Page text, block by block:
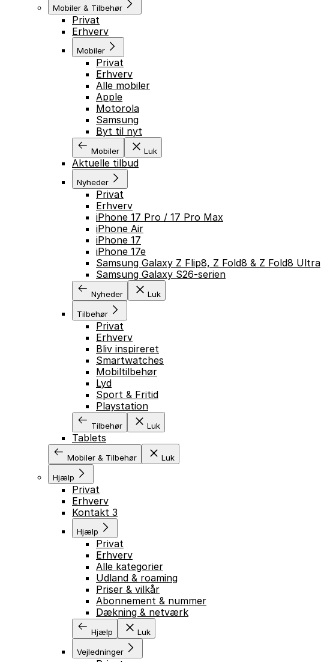
Mobiler & Tilbehør
Privat
Erhverv
Mobiler
Privat
Erhverv
Alle mobiler
Apple
Motorola
Samsung
Byt til nyt
Mobiler Luk
Aktuelle tilbud
Nyheder
Privat
Erhverv
iPhone 17 Pro / 17 Pro Max
iPhone Air
iPhone 17
iPhone 17e
Samsung Galaxy Z Flip8, Z Fold8 & Z Fold8 Ultra
Samsung Galaxy S26-serien
Nyheder Luk
Tilbehør
Privat
Erhverv
Bliv inspireret
Smartwatches
Mobiltilbehør
Lyd
Sport & Fritid
Playstation
Tilbehør Luk
Tablets
Mobiler & Tilbehør Luk
Hjælp
Privat
Erhverv
Kontakt 3
Hjælp
Privat
Erhverv
Alle kategorier
Udland & roaming
Priser & vilkår
Abonnement & nummer
Dækning & netværk
Hjælp Luk
Vejledninger